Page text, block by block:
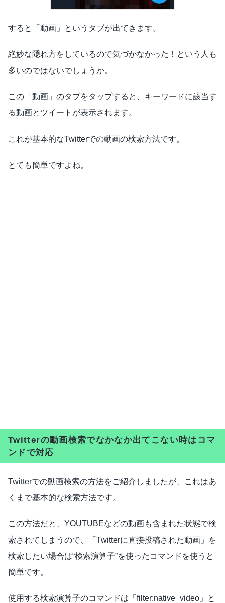
すると「動画」というタブが出てきます。
絶妙な隠れ方をしているので気づかなかった！という人も
多いのではないでしょうか。
この「動画」のタブをタップすると、キーワードに該当す
る動画とツイートが表示されます。
これが基本的なTwitterでの動画の検索方法です。
とても簡単ですよね。
Twitterの動画検索でなかなか出てこない時はコマ
ンドで対応
Twitterでの動画検索の方法をご紹介しましたが、これはあ
くまで基本的な検索方法です。
この方法だと、YOUTUBEなどの動画も含まれた状態で検
索されてしまうので、「Twitterに直接投稿された動画」を
検索したい場合は“検索演算子”を使ったコマンドを使うと
簡単です。
使用する検索演算子のコマンドは「filter:native_video」と